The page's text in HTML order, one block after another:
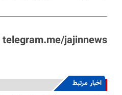
telegram.me/jajinnews
اخبار مرتبط